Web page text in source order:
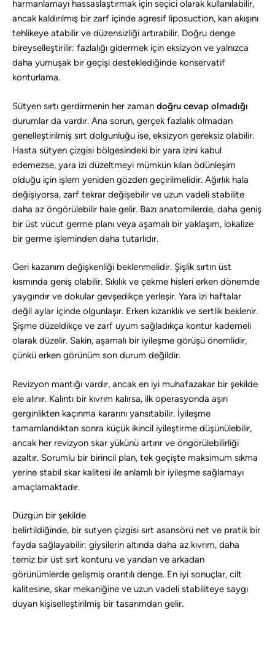
harmanlamayı hassaslaştırmak için seçici olarak kullanılabilir,
ancak kaldırılmış bir zarf içinde agresif liposuction, kan akışını
tehlikeye atabilir ve düzensizliği artırabilir. Doğru denge
bireyselleştirilir: fazlalığı gidermek için eksizyon ve yalnızca
daha yumuşak bir geçişi desteklediğinde konservatif
konturlama.
Sütyen sırtı gerdirmenin her zaman doğru cevap olmadığı
durumlar da vardır. Ana sorun, gerçek fazlalık olmadan
genelleştirilmiş sırt dolgunluğu ise, eksizyon gereksiz olabilir.
Hasta sütyen çizgisi bölgesindeki bir yara izini kabul
edemezse, yara izi düzeltmeyi mümkün kılan ödünleşim
olduğu için işlem yeniden gözden geçirilmelidir. Ağırlık hala
değişiyorsa, zarf tekrar değişebilir ve uzun vadeli stabilite
daha az öngörülebilir hale gelir. Bazı anatomilerde, daha geniş
bir üst vücut germe planı veya aşamalı bir yaklaşım, lokalize
bir germe işleminden daha tutarlıdır.
Geri kazanım değişkenliği beklenmelidir. Şişlik sırtın üst
kısmında geniş olabilir. Sıkılık ve çekme hisleri erken dönemde
yaygındır ve dokular gevşedikçe yerleşir. Yara izi haftalar
değil aylar içinde olgunlaşır. Erken kızarıklık ve sertlik beklenir.
Şişme düzeldikçe ve zarf uyum sağladıkça kontur kademeli
olarak düzelir. Sakin, aşamalı bir iyileşme görüşü önemlidir,
çünkü erken görünüm son durum değildir.
Revizyon mantığı vardır, ancak en iyi muhafazakar bir şekilde
ele alınır. Kalıntı bir kıvrım kalırsa, ilk operasyonda aşırı
gerginlikten kaçınma kararını yansıtabilir. İyileşme
tamamlandıktan sonra küçük ikincil iyileştirme düşünülebilir,
ancak her revizyon skar yükünü artırır ve öngörülebilirliği
azaltır. Sorumlu bir birincil plan, tek geçişte maksimum sıkma
yerine stabil skar kalitesi ile anlamlı bir iyileşme sağlamayı
amaçlamaktadır.
Düzgün bir şekilde
belirtildiğinde, bir sutyen çizgisi sırt asansörü net ve pratik bir
fayda sağlayabilir: giysilerin altında daha az kıvrım, daha
temiz bir üst sırt konturu ve yandan ve arkadan
görünümlerde gelişmiş orantılı denge. En iyi sonuçlar, cilt
kalitesine, skar mekaniğine ve uzun vadeli stabiliteye saygı
duyan kişiselleştirilmiş bir tasarımdan gelir.